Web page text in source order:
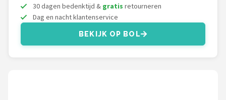
Voltano
Shimano
30 dagen bedenktijd & gratis retourneren
Dag en nacht klantenservice
BEKIJK OP BOL